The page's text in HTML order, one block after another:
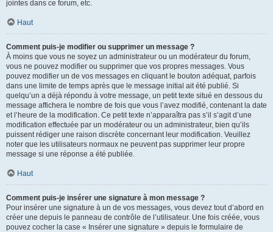
jointes dans ce forum, etc.
Haut
Comment puis-je modifier ou supprimer un message ?
À moins que vous ne soyez un administrateur ou un modérateur du forum,
vous ne pouvez modifier ou supprimer que vos propres messages. Vous
pouvez modifier un de vos messages en cliquant le bouton adéquat, parfois
dans une limite de temps après que le message initial ait été publié. Si
quelqu’un a déjà répondu à votre message, un petit texte situé en dessous du
message affichera le nombre de fois que vous l’avez modifié, contenant la date
et l’heure de la modification. Ce petit texte n’apparaîtra pas s’il s’agit d’une
modification effectuée par un modérateur ou un administrateur, bien qu’ils
puissent rédiger une raison discrète concernant leur modification. Veuillez
noter que les utilisateurs normaux ne peuvent pas supprimer leur propre
message si une réponse a été publiée.
Haut
Comment puis-je insérer une signature à mon message ?
Pour insérer une signature à un de vos messages, vous devez tout d’abord en
créer une depuis le panneau de contrôle de l’utilisateur. Une fois créée, vous
pouvez cocher la case « Insérer une signature » depuis le formulaire de